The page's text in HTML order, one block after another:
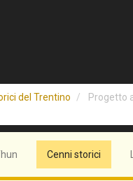
del Trentino Progetto
Cenni storici